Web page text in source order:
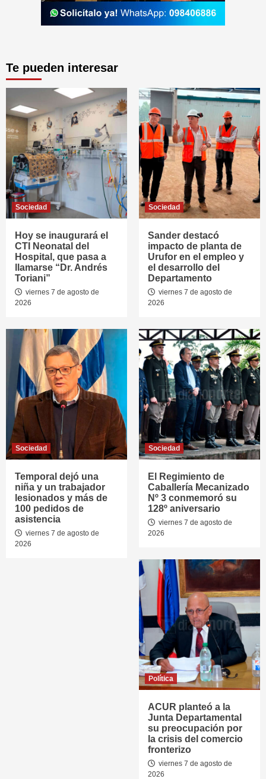
Te pueden interesar
Sociedad
Hoy se inaugurará el
CTI Neonatal del
Hospital, que pasa a
llamarse “Dr. Andrés
Toriani”
viernes 7 de agosto de
2026
Sociedad
Sander destacó
impacto de planta de
Urufor en el empleo y
el desarrollo del
Departamento
viernes 7 de agosto de
2026
Sociedad
Temporal dejó una
niña y un trabajador
lesionados y más de
100 pedidos de
asistencia
viernes 7 de agosto de
2026
Sociedad
El Regimiento de
Caballería Mecanizado
Nº 3 conmemoró su
128º aniversario
viernes 7 de agosto de
2026
Política
ACUR planteó a la
Junta Departamental
su preocupación por
la crisis del comercio
fronterizo
viernes 7 de agosto de
2026